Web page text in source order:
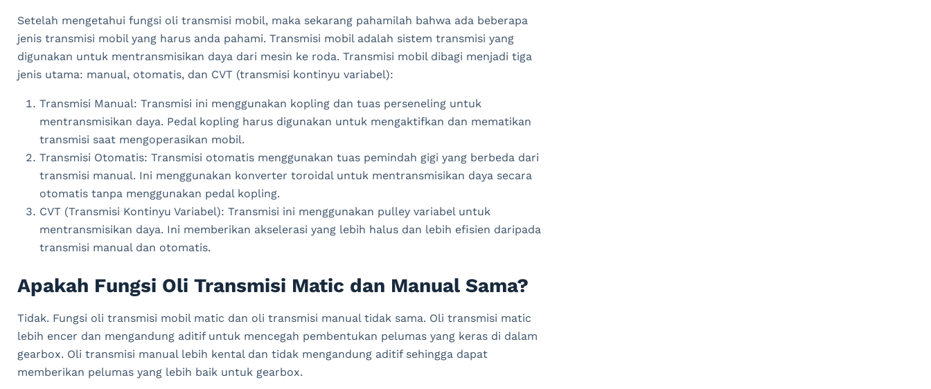
Setelah mengetahui fungsi oli transmisi mobil, maka sekarang pahamilah bahwa ada beberapa
jenis transmisi mobil yang harus anda pahami. Transmisi mobil adalah sistem transmisi yang
digunakan untuk mentransmisikan daya dari mesin ke roda. Transmisi mobil dibagi menjadi tiga
jenis utama: manual, otomatis, dan CVT (transmisi kontinyu variabel):
Transmisi Manual: Transmisi ini menggunakan kopling dan tuas perseneling untuk
mentransmisikan daya. Pedal kopling harus digunakan untuk mengaktifkan dan mematikan
transmisi saat mengoperasikan mobil.
Transmisi Otomatis: Transmisi otomatis menggunakan tuas pemindah gigi yang berbeda dari
transmisi manual. Ini menggunakan konverter toroidal untuk mentransmisikan daya secara
otomatis tanpa menggunakan pedal kopling.
CVT (Transmisi Kontinyu Variabel): Transmisi ini menggunakan pulley variabel untuk
mentransmisikan daya. Ini memberikan akselerasi yang lebih halus dan lebih efisien daripada
transmisi manual dan otomatis.
Apakah Fungsi Oli Transmisi Matic dan Manual Sama?
Tidak. Fungsi oli transmisi mobil matic dan oli transmisi manual tidak sama. Oli transmisi matic
lebih encer dan mengandung aditifuntuk mencegah pembentukan pelumas yang keras di dalam
gearbox. Oli transmisi manual lebih kental dan tidak mengandung aditifsehingga dapat
memberikan pelumas yang lebih baik untuk gearbox.